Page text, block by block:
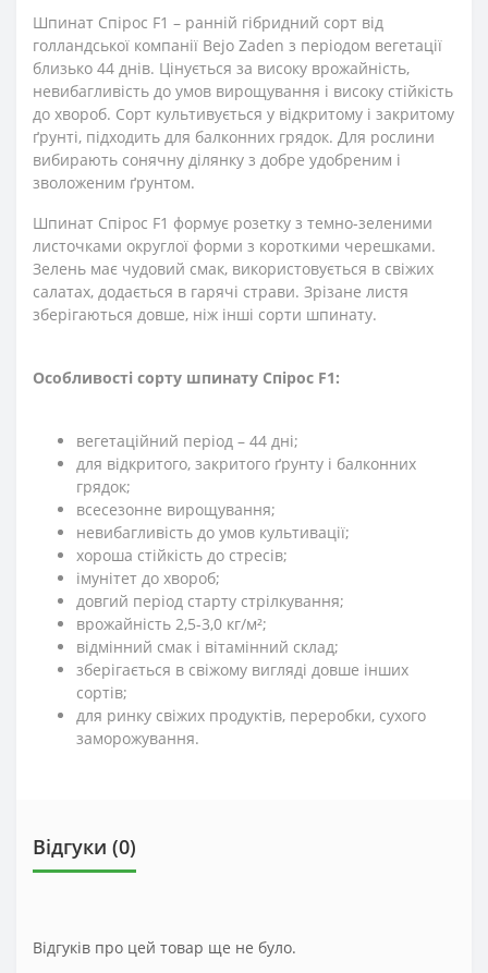
Шпинат Спірос F1 – ранній гібридний сорт від
голландської компанії Bejo Zaden з періодом вегетації
близько 44 днів. Цінується за високу врожайність,
невибагливість до умов вирощування і високу стійкість
до хвороб. Сорт культивується у відкритому і закритому
ґрунті, підходить для балконних грядок. Для рослини
вибирають сонячну ділянку з добре удобреним і
зволоженим ґрунтом.
Шпинат Спірос F1 формує розетку з темно-зеленими
листочками округлої форми з короткими черешками.
Зелень має чудовий смак, використовується в свіжих
салатах, додається в гарячі страви. Зрізане листя
зберігаються довше, ніж інші сорти шпинату.
Особливості сорту шпинату Спірос F1:
вегетаційний період – 44 дні;
для відкритого, закритого ґрунту і балконних
грядок;
всесезонне вирощування;
невибагливість до умов культивації;
хороша стійкість до стресів;
імунітет до хвороб;
довгий період старту стрілкування;
врожайність 2,5-3,0 кг/м²;
відмінний смак і вітамінний склад;
зберігається в свіжому вигляді довше інших
сортів;
для ринку свіжих продуктів, переробки, сухого
заморожування.
Відгуки (0)
Відгуків про цей товар ще не було.